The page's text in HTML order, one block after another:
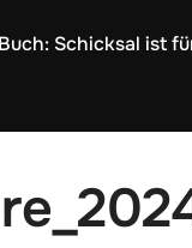
Buch: Schicksal ist